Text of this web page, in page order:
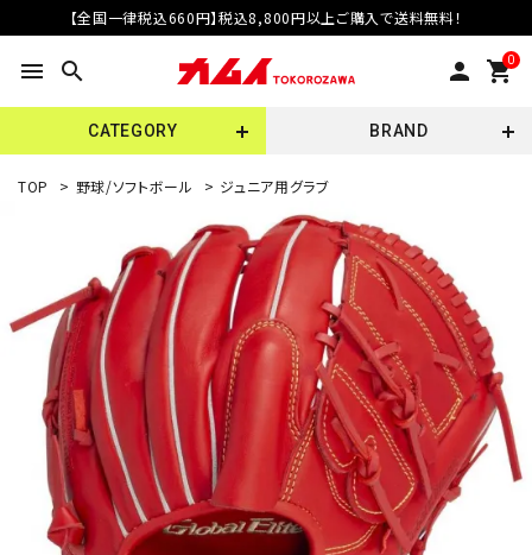
【全国一律税込660円】税込8,800円以上ご購入で送料無料！
menu search person 0
shopping_cart
CATEGORY BRAND
TOP > 野球/ソフトボール > ジュニア用グラブ